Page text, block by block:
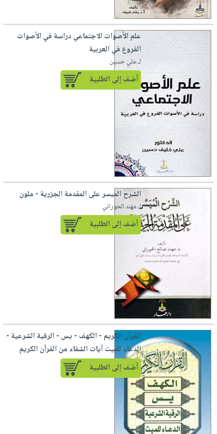
صابون
أطفال
مناسبات
فيديوهات
أسئلة
نيل
وفرات
انشر
كتابك
تواصل
عربة
التسوق
علم الأصوات الاجتماعي دراسة في الأصوات
الفروع في العربية
لـ علي حسين
أضف إلى الطلبية
الشرح الميسر على المقدمة الجزرية - ملون
لـ مهند الحوراني
أضف إلى الطلبية
القرآن الكريم - الكهف - يس - الرقية الشرعية -
الدعاء للميت آيات الشفاء من القرآن الكريم
أضف إلى الطلبية